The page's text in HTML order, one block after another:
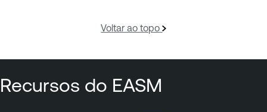
Voltar ao topo
Recursos do EASM